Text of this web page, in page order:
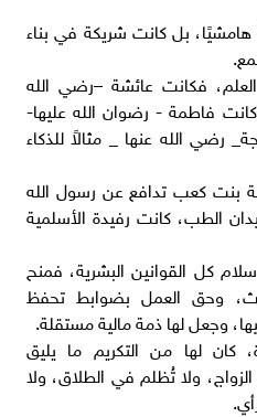
هامشيًا، بل كانت شريكة في بناء
فكانت عائشة –رضي الله
فاطمة - رضوان الله عليها-
رضي الله عنها _ مثالاً للذكاء
بنت كعب تدافع عن رسول الله
الطب، كانت رفيدة الأسلمية
كل القوانين البشرية، فمنح
وحق العمل بضوابط تحفظ
وجعل لها ذمة مالية مستقلة.
لها من التكريم ما يليق
ولا تُظلم في الطلاق، ولا